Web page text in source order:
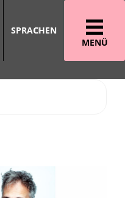
MENÜ
SPRACHEN